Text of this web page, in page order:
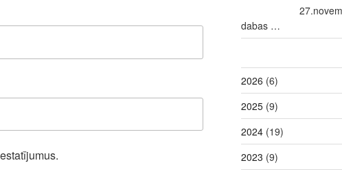
dabas …
2026 (6)
2025(9)
2024(19)
2023 (9)